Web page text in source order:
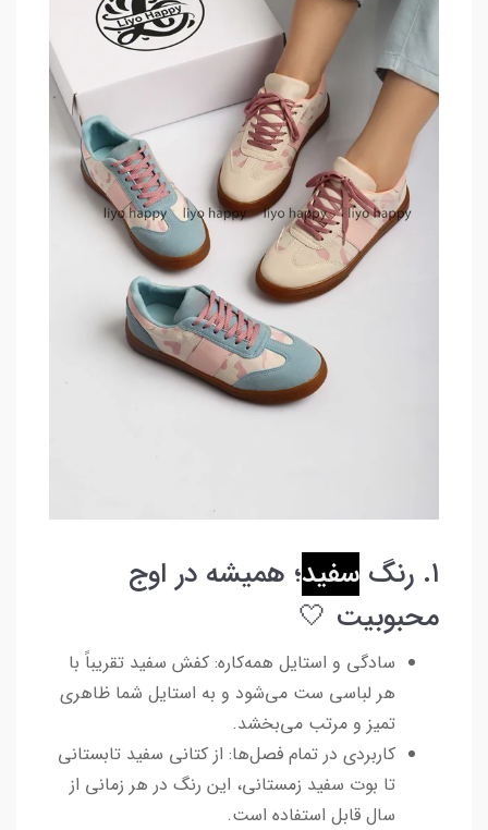
۱. رنگ سفید؛ همیشه در اوج
محبوبیت 🤍
سادگی و استایل همه‌کاره: کفش سفید تقریباً با
هر لباسی ست می‌شود و به استایل شما ظاهری
تمیز و مرتب می‌بخشد.
کاربردی در تمام فصل‌ها: از کتانی سفید تابستانی
تا بوت سفید زمستانی، این رنگ در هر زمانی از
سال قابل استفاده است.